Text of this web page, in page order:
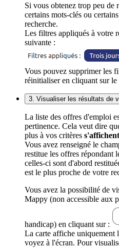
Si vous obtenez trop peu de
certains mots-clés ou
recherche.
Les filtres appliqués à votre
suivante :
Vous pouvez supprimer les
réinitialiser en cliquant sur
3. Visualiser les résultats de
La liste des offres d'emploi
pertinence. Cela veut dire
plus à vos critères
Vous avez renseigné le
restitue les offres répondant
celles-ci sont d'abord
est le plus proche de votre
Vous avez la possibilité de
Mappy (non accessible aux
handicap) en cliquant sur :
La carte affiche uniquement
voyez à l'écran. Pour